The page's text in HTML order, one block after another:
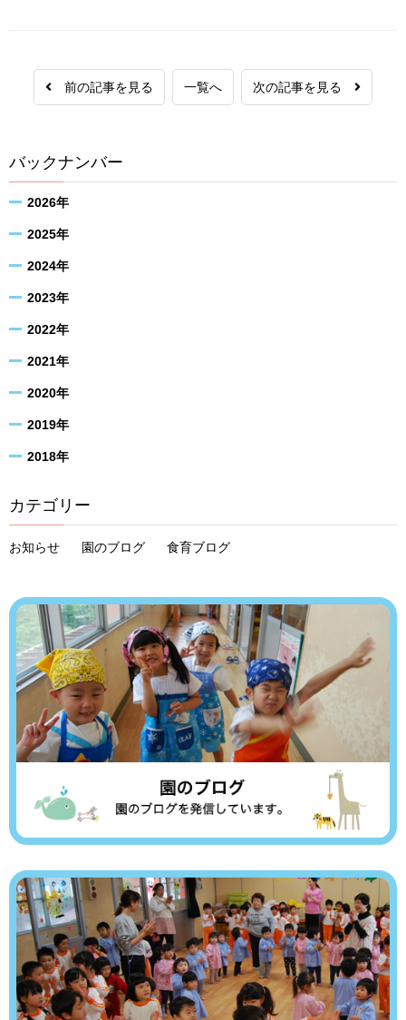
前の記事を見る 一覧へ 次の記事を見る
バックナンバー
2026年
2025年
2024年
2023年
2022年
2021年
2020年
2019年
2018年
カテゴリー
お知らせ 園のブログ 食育ブログ